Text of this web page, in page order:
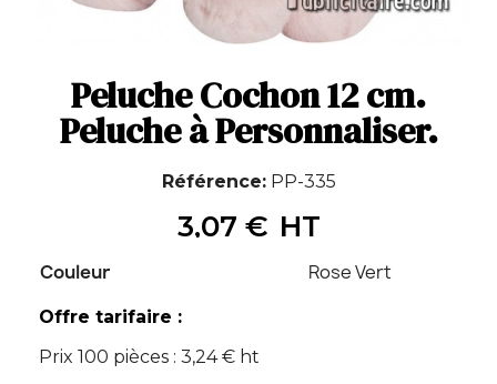
Peluche Cochon 12 cm.
Peluche à Personnaliser.
Référence PP-335
3,07 € HT
Couleur Rose Vert
Offre tarifaire :
Prix 100 pièces : 3,24 € ht